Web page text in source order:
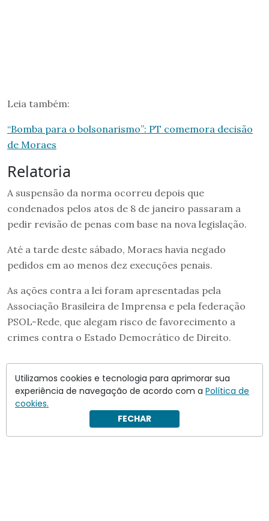
Leia também:
“Bomba para o bolsonarismo”: PT comemora decisão
de Moraes
Relatoria
A suspensão da norma ocorreu depois que
condenados pelos atos de 8 de janeiro passaram a
pedir revisão de penas com base na nova legislação.
Até a tarde deste sábado, Moraes havia negado
pedidos em ao menos dez execuções penais.
As ações contra a lei foram apresentadas pela
Associação Brasileira de Imprensa e pela federação
PSOL-Rede, que alegam risco de favorecimento a
crimes contra o Estado Democrático de Direito.
Utilizamos cookies e tecnologia para aprimorar sua
experiência de navegação de acordo com a Política de
cookies.
FECHAR